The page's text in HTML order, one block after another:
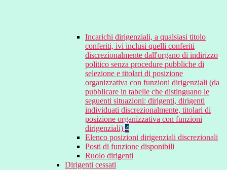
Incarichi dirigenziali, a qualsiasi titolo
conferiti, ivi inclusi quelli conferiti
discrezionalmente dall'organo di indirizzo
politico senza procedure pubbliche di
selezione e titolari di posizione
organizzativa con funzioni dirigenziali (da
pubblicare in tabelle che distinguano le
seguenti situazioni: dirigenti, dirigenti
individuati discrezionalmente, titolari di
posizione organizzativa con funzioni
dirigenziali) 4
Elenco posizioni dirigenziali discrezionali
Posti di funzione disponibili
Ruolo dirigenti
Dirigenti cessati